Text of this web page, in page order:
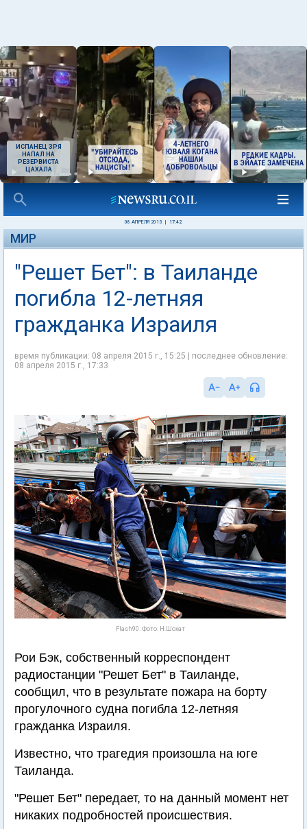
ИСПАНЕЦ ЗРЯ
НАПАЛ НА
РЕЗЕРВИСТА
ЦАХАЛА
08 АПРЕЛЯ 2015 17:42
МИР
"Решет Бет": в Таиланде
погибла 12-летняя
гражданка Израиля
время публикации: 08 апреля 2015 г., 15:25 | последнее обновление:
08 апреля 2015 г., 17:33
Flash90. Фото: Н.Шохат
Рои Бэк, собственный корреспондент
радиостанции "Решет Бет" в Таиланде,
сообщил, что в результате пожара на борту
прогулочного судна погибла 12-летняя
гражданка Израиля.
Известно, что трагедия произошла на юге
Таиланда.
"Решет Бет" передает, то на данный момент нет
никаких подробностей происшествия.